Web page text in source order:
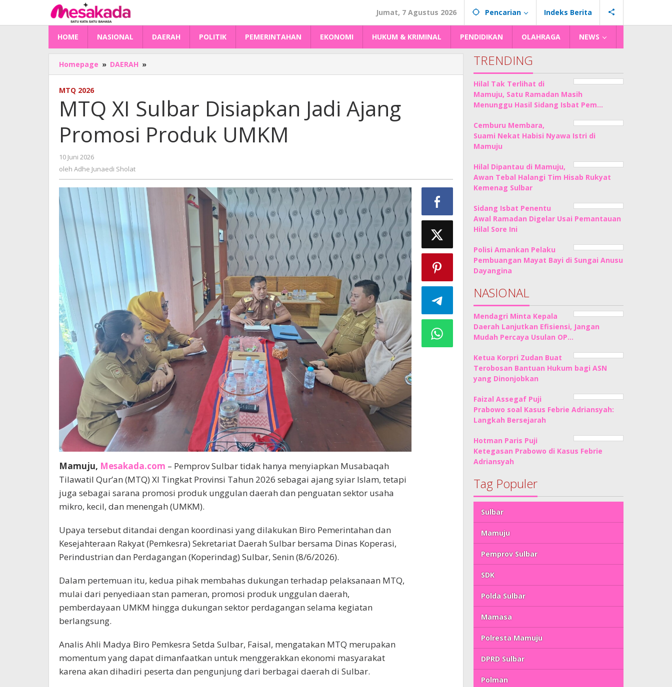
konten
Jumat, 7 Agustus 2026 Pencarian Indeks Berita
HOME NASIONAL DAERAH POLITIK PEMERINTAHAN EKONOMI HUKUM & KRIMINAL PENDIDIKAN OLAHRAGA NEWS
Homepage » DAERAH »
XI
Jadi
Ajang
Promosi
Produk
MTQ 2026
MTQ XI Sulbar Disiapkan Jadi Ajang
Promosi Produk UMKM
10 Juni 2026
Adhe
oleh Adhe Junaedi Sholat
Mamuju, Mesakada.com – Pemprov Sulbar tidak hanya menyiapkan Musabaqah
Tilawatil Qur’an (MTQ) XI Tingkat Provinsi Tahun 2026 sebagai ajang syiar Islam, tetapi
juga sebagai sarana promosi produk unggulan daerah dan penguatan sektor usaha
mikro, kecil, dan menengah (UMKM).
Upaya tersebut ditandai dengan koordinasi yang dilakukan Biro Pemerintahan dan
Kesejahteraan Rakyat (Pemkesra) Sekretariat Daerah Sulbar bersama Dinas Koperasi,
Perindustrian dan Perdagangan (Koperindag) Sulbar, Senin (8/6/2026).
Dalam pertemuan itu, kedua pihak membahas dukungan terhadap pelaksanaan MTQ,
mulai dari penyediaan stan pameran, promosi produk unggulan daerah,
pemberdayaan UMKM hingga dukungan sektor perdagangan selama kegiatan
berlangsung.
Analis Ahli Madya Biro Pemkesra Setda Sulbar, Faisal, mengatakan MTQ merupakan
momentum yang dapat dimanfaatkan untuk menggerakkan ekonomi masyarakat
karena akan dihadiri peserta dan pengunjung dari berbagai daerah di Sulbar.
TRENDING
Hilal Tak Terlihat di
Mamuju, Satu Ramadan Masih
Menunggu Hasil Sidang Isbat Pem…
Cemburu Membara,
Suami Nekat Habisi Nyawa Istri di
Mamuju
Hilal Dipantau di Mamuju,
Awan Tebal Halangi Tim Hisab Rukyat
Kemenag Sulbar
Sidang Isbat Penentu
Awal Ramadan Digelar Usai Pemantauan
Hilal Sore Ini
Polisi Amankan Pelaku
Pembuangan Mayat Bayi di Sungai Anusu
Dayangina
NASIONAL
Mendagri Minta Kepala
Daerah Lanjutkan Efisiensi, Jangan
Mudah Percaya Usulan OP…
Ketua Korpri Zudan Buat
Terobosan Bantuan Hukum bagi ASN
yang Dinonjobkan
Faizal Assegaf Puji
Prabowo soal Kasus Febrie Adriansyah:
Langkah Bersejarah
Hotman Paris Puji
Ketegasan Prabowo di Kasus Febrie
Adriansyah
Tag Populer
Sulbar
Mamuju
Pemprov Sulbar
SDK
Polda Sulbar
Mamasa
Polresta Mamuju
DPRD Sulbar
Polman